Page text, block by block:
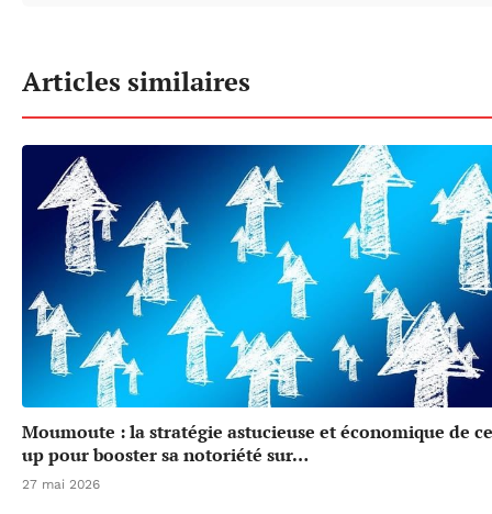
Articles similaires
Moumoute : la stratégie astucieuse et économique de
up pour booster sa notoriété sur…
27 mai 2026